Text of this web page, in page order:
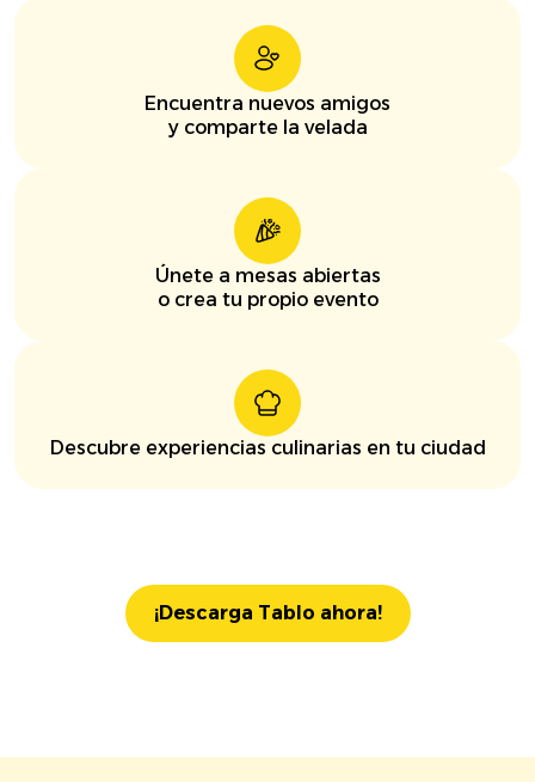
Encuentra nuevos amigos
y comparte la velada
Únete a mesas abiertas
o crea tu propio evento
Descubre experiencias culinarias en tu ciudad
¡Descarga Tablo ahora!